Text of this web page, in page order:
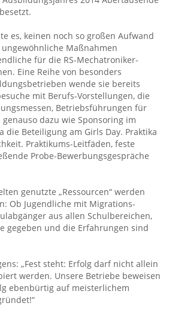
es, keinen noch so großen Aufwand
Maßnahmen
für die RS-Mechatroniker-
Eine Reihe von besonders
wende sie bereits
mit Berufs-Vorstellungen, die
Betriebsführungen für
dazu wie Sponsoring im
die Beteiligung am Girls Day. Praktika
Praktikums-Leitfäden, feste
Probe-Bewerbungsgespräche
genutzte „Ressourcen“ werden
Ob Jugendliche mit Migrations-
aus allen Schulbereichen,
gegeben und die Erfahrungen sind
„Fest steht: Erfolg darf nicht allein
werden. Unsere Betriebe beweisen
ebenbürtig auf meisterlichem